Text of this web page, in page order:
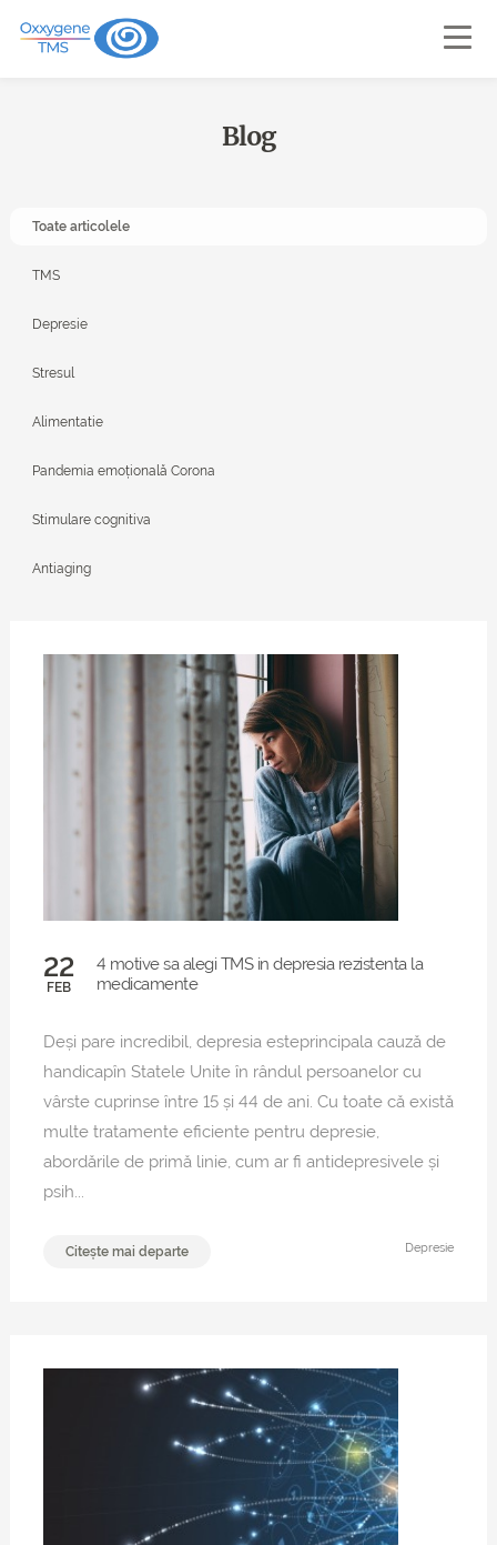
Blog
Toate articolele
TMS
Depresie
Stresul
Alimentatie
Pandemia emoțională Corona
Stimulare cognitiva
Antiaging
22
FEB
4 motive sa alegi TMS in depresia rezistenta la
medicamente
Deși pare incredibil, depresia esteprincipala cauză de
handicapîn Statele Unite în rândul persoanelor cu
vârste cuprinse între 15 și 44 de ani. Cu toate că există
multe tratamente eficiente pentru depresie,
abordările de primă linie, cum ar fi antidepresivele și
psih...
Citește mai departe Depresie